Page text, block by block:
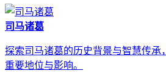
司马诸葛
探索司马诸葛的历史背景与智慧传承
重要地位与影响。